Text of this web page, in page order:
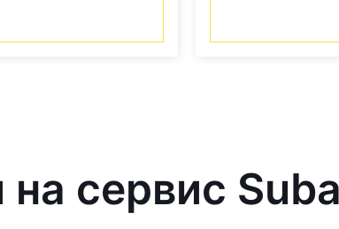
сервис